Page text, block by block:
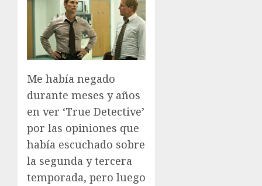
Me había negado
durante meses y años
en ver ‘True Detective’
por las opiniones que
había escuchado sobre
la segunda y tercera
temporada, pero luego